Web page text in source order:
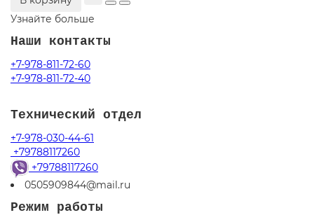
Узнайте больше
Наши контакты
+7-978-811-72-60
+7-978-811-72-40
Технический отдел
+7-978-030-44-61
+79788117260
+79788117260
0505909844@mail.ru
Режим работы